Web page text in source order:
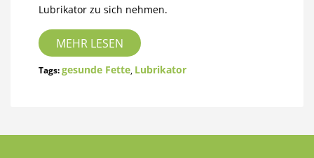
Lubrikator zu sich nehmen.
MEHR LESEN
Tags:gesunde Fette, Lubrikator